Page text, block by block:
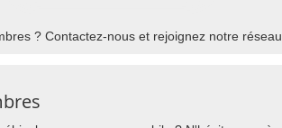
? Contactez-nous et rejoignez notre